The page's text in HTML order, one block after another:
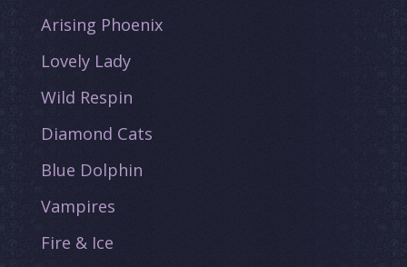
Arising Phoenix
Lovely Lady
Wild Respin
Diamond Cats
Blue Dolphin
Vampires
Fire & Ice